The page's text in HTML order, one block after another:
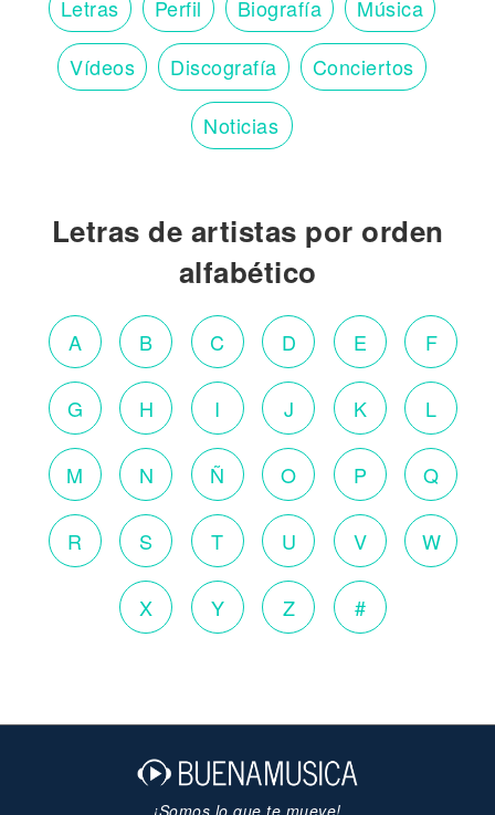
Letras Perfil Biografía Música
Vídeos Discografía Conciertos
Noticias
Letras de artistas por orden
alfabético
A B C D E F
G H I J K L
M N Ñ O P Q
R S T U V W
X Y Z #
¡Somos lo que te mueve!